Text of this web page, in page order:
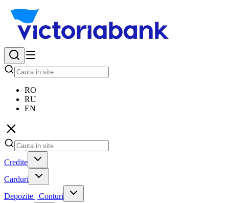
RO
RU
EN
Credite
Carduri
Depozite | Conturi